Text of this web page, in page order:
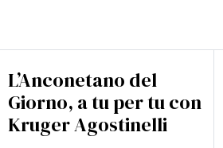
L’Anconetano del
Giorno, a tu per tu con
Kruger Agostinelli